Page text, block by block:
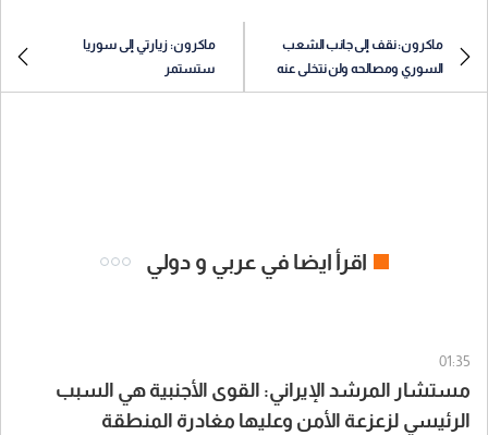
ماكرون: نقف إلى جانب الشعب
السوري ومصالحه ولن نتخلى عنه
ماكرون: زيارتي إلى سوريا
ستستمر
اقرأ ايضا في عربي و دولي
01:35
مستشار المرشد الإيراني: القوى الأجنبية هي السبب
الرئيسي لزعزعة الأمن وعليها مغادرة المنطقة